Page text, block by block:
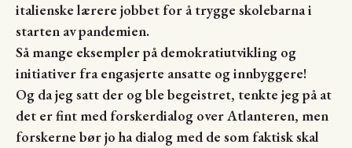
italienske lærere jobbet for å trygge skolebarna i
starten av pandemien.
Så mange eksempler på demokratiutvikling og
initiativer fra engasjerte ansatte og innbyggere!
Og da jeg satt der og ble begeistret, tenkte jeg på at
det er fint med forskerdialog over Atlanteren, men
forskerne bør jo ha dialog med de som faktisk skal